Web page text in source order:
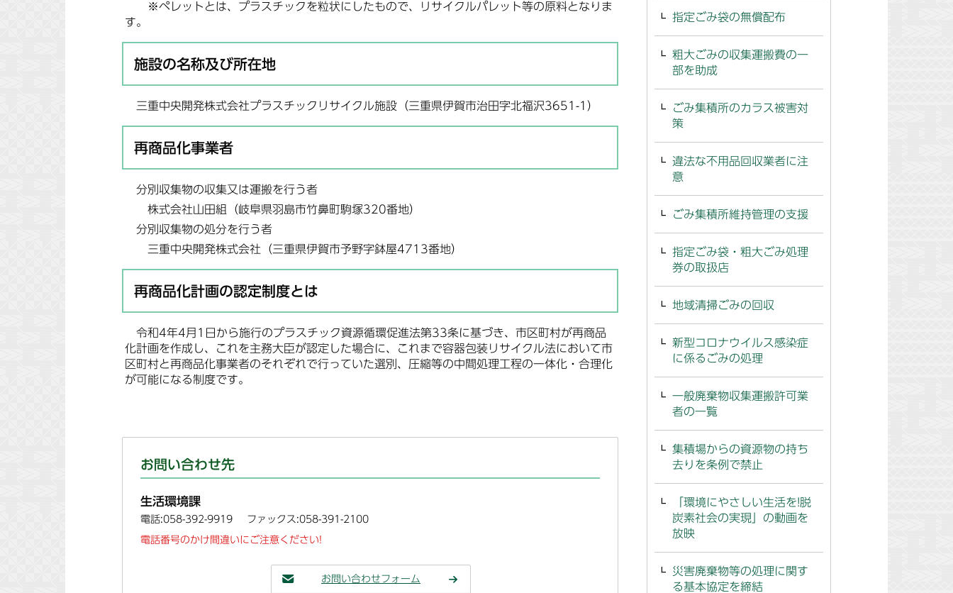
※ペレットとは、プラスチックを粒状にしたもので、リサイクルパレット等の原料となりま
す。
施設の名称及び所在地
三重中央開発株式会社プラスチックリサイクル施設（三重県伊賀市治田字北福沢3651-1）
再商品化事業者
分別収集物の収集又は運搬を行う者
株式会社山田組（岐阜県羽島市竹鼻町駒塚320番地）
分別収集物の処分を行う者
三重中央開発株式会社（三重県伊賀市予野字鉢屋4713番地）
再商品化計画の認定制度とは
令和4年4月1日から施行のプラスチック資源循環促進法第33条に基づき、市区町村が再商品
化計画を作成し、これを主務大臣が認定した場合に、これまで容器包装リサイクル法において市
区町村と再商品化事業者のそれぞれで行っていた選別、圧縮等の中間処理工程の一体化・合理化
が可能になる制度です。
お問い合わせ先
生活環境課
電話:058-392-9919 ファックス:058-391-2100
電話番号のかけ間違いにご注意ください!
お問い合わせフォーム
指定ごみ袋の無償配布
粗大ごみの収集運搬費の一
部を助成
ごみ集積所のカラス被害対
策
違法な不用品回収業者に注
意
ごみ集積所維持管理の支援
指定ごみ袋・粗大ごみ処理
券の取扱店
地域清掃ごみの回収
新型コロナウイルス感染症
に係るごみの処理
一般廃棄物収集運搬許可業
者の一覧
集積場からの資源物の持ち
去りを条例で禁止
「環境にやさしい生活を!脱
炭素社会の実現」の動画を
放映
災害廃棄物等の処理に関す
る基本協定を締結